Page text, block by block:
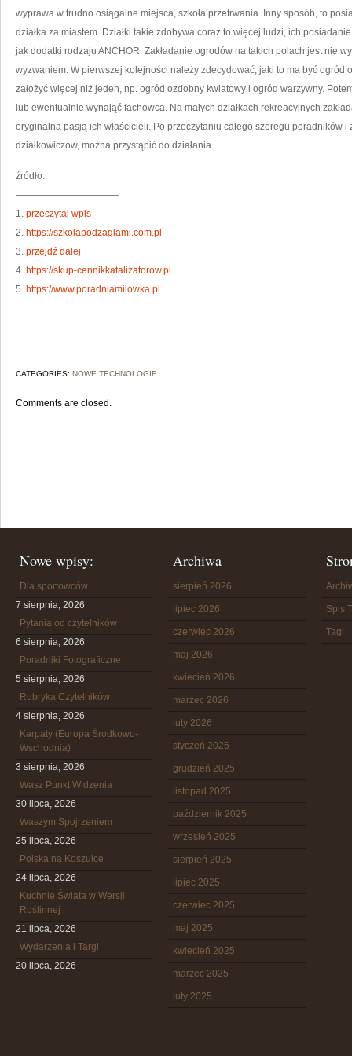
wyprawa w trudno osiągalne miejsca, szkoła przetrwania. Inny sposób, to
działka za miastem. Działki takie zdobywa coraz to więcej ludzi, ich
jak dodatki rodzaju ANCHOR. Zakładanie ogrodów na takich polach jest nie
wyzwaniem. W pierwszej kolejności należy zdecydować, jaki to ma być ogród
założyć więcej niż jeden, np. ogród ozdobny kwiatowy i ogród warzywny.
lub ewentualnie wynająć fachowca. Na małych działkach rekreacyjnych
oryginalna pasją ich właścicieli. Po przeczytaniu całego szeregu
działkowiczów, można przystąpić do działania.
źródło:
———————————
1. przeczytaj wpis
2. https://szkolapodzaglami.com.pl
3. przejdź dalej
4. https://skup-cennikkatalizatorow.pl
5. https://www.poradniamilowka.pl
CATEGORIES: NOWE TECHNOLOGIE
Comments are closed.
Nowe wpisy:
Dla sportowców
7 sierpnia, 2026
Pytania od czytelników
6 sierpnia, 2026
Poradniki Fotograficzne
5 sierpnia, 2026
Rubryka Czytelników
4 sierpnia, 2026
Karpaty (Europa Środkowo-
Wschodnia)
3 sierpnia, 2026
Wasz Punkt Widzenia
30 lipca, 2026
Waszym Spojrzeniem
25 lipca, 2026
Polska na Koszulce
24 lipca, 2026
Kuchnie Świata w Wersji
Roślinnej
21 lipca, 2026
Wydarzenia i Targi
20 lipca, 2026
Archiwa
sierpień 2026
lipiec 2026
czerwiec 2026
maj 2026
kwiecień 2026
marzec 2026
luty 2026
styczeń 2026
grudzień 2025
listopad 2025
październik 2025
wrzesień 2025
sierpień 2025
lipiec 2025
czerwiec 2025
maj 2025
kwiecień 2025
marzec 2025
luty 2025
Spis
Tagi